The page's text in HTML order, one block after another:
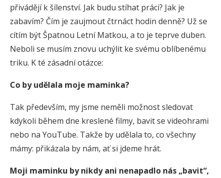
přivádějí k šílenství. Jak budu stíhat práci? Jak je
zabavím? Čím je zaujmout čtrnáct hodin denně? Už se
cítím být Špatnou Letní Matkou, a to je teprve duben.
Neboli se musím znovu uchýlit ke svému oblíbenému
triku. K té zásadní otázce:
Co by udělala moje maminka?
Tak především, my jsme neměli možnost sledovat
kdykoli během dne kreslené filmy, bavit se videohrami
nebo na YouTube. Takže by udělala to, co všechny
mámy: přikázala by nám, ať si jdeme hrát.
Moji maminku by nikdy ani nenapadlo nás „bavit“,